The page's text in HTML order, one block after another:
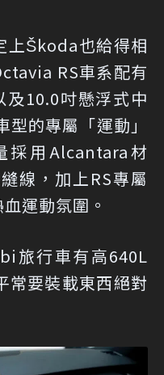
上Škoda也給得相
RS車系配有
及10.0吋懸浮式中
的專屬「運動」
採用Alcantara材
線，加上RS專屬
運動氛圍。
旅行車有高640L
常要裝載東西絕對